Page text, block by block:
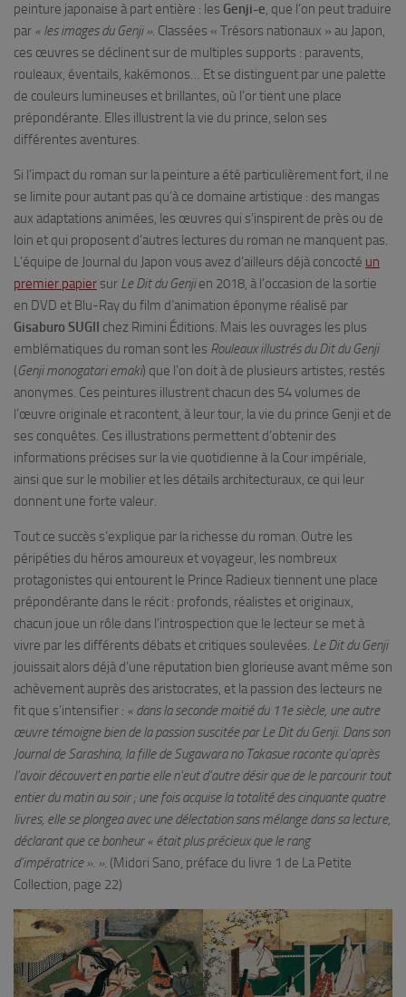
peinture japonaise à part entière : les Genji-e, que l’on peut traduire
par « les images du Genji ». Classées « Trésors nationaux » au Japon,
ces œuvres se déclinent sur de multiples supports : paravents,
rouleaux, éventails, kakémonos… Et se distinguent par une palette
de couleurs lumineuses et brillantes, où l’or tient une place
prépondérante. Elles illustrent la vie du prince, selon ses
différentes aventures.
Si l’impact du roman sur la peinture a été particulièrement fort, il ne
se limite pour autant pas qu’à ce domaine artistique : des mangas
aux adaptations animées, les œuvres qui s’inspirent de près ou de
loin et qui proposent d’autres lectures du roman ne manquent pas.
L’équipe de Journal du Japon vous avez d’ailleurs déjà concocté un
premier papier sur Le Dit du Genjien 2018, à l’occasion de la sortie
en DVD et Blu-Ray du film d’animation éponyme réalisé par
Gisaburo SUGII chez Rimini Éditions. Mais les ouvrages les plus
emblématiques du roman sont les Rouleaux illustrés du Dit du Genji
(Genji monogatari emaki) que l’on doit à de plusieurs artistes, restés
anonymes. Ces peintures illustrent chacun des 54 volumes de
l’œuvre originale et racontent, à leur tour, la vie du prince Genji et de
ses conquêtes. Ces illustrations permettent d’obtenir des
informations précises sur la vie quotidienne à la Cour impériale,
ainsi que sur le mobilier et les détails architecturaux, ce qui leur
donnent une forte valeur.
Tout ce succès s’explique par la richesse du roman. Outre les
péripéties du héros amoureux et voyageur, les nombreux
protagonistes qui entourent le Prince Radieux tiennent une place
prépondérante dans le récit : profonds, réalistes et originaux,
chacun joue un rôle dans l’introspection que le lecteur se met à
vivre par les différents débats et critiques soulevées. Le Dit du Genji
jouissait alors déjà d’une réputation bien glorieuse avant même son
achèvement auprès des aristocrates, et la passion des lecteurs ne
fit que s’intensifier : « dans la seconde moitié du 11e siècle, une autre
œuvre témoigne bien de la passion suscitée par Le Dit du Genji. Dans son
Journal de Sarashina, la fille de Sugawara no Takasue raconte qu’après
l’avoir découvert en partie elle n’eut d’autre désir que de le parcourir tout
entier du matin au soir ; une fois acquise la totalité des cinquante quatre
livres, elle se plongea avec une délectation sans mélange dans sa lecture,
déclarant que ce bonheur « était plus précieux que le rang
d’impératrice ». ». (Midori Sano, préface du livre 1 de La Petite
Collection, page 22)